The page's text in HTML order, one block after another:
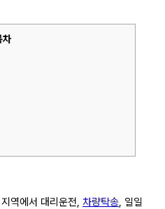
차
역에서 대리운전, 차량탁송, 일일